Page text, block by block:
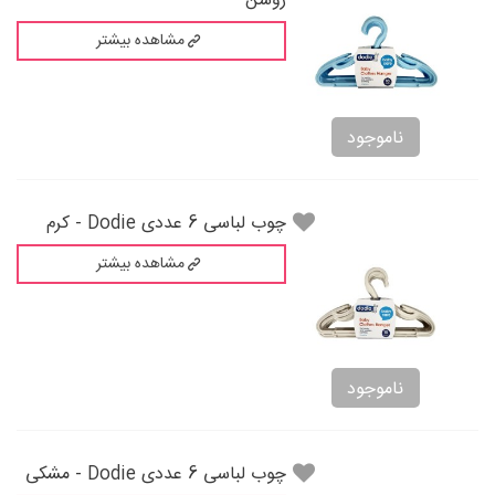
ناموجود
مشاهده بیشتر
ناموجود
چوب لباسی 6 عددی Dodie - کرم
مشاهده بیشتر
چوب لباسی 6 عددی Dodie - مشکی